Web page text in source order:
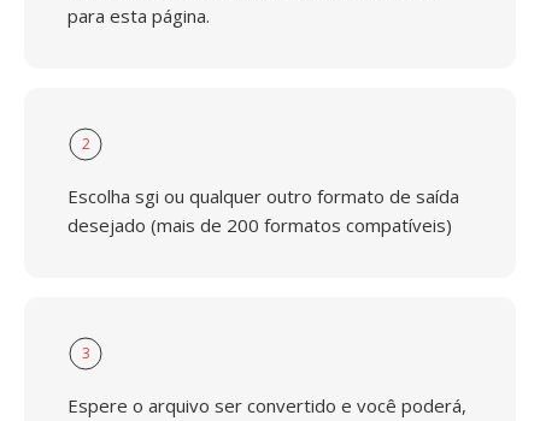
para esta página.
2
Escolha sgi ou qualquer outro formato de saída
desejado (mais de 200 formatos compatíveis)
3
Espere o arquivo ser convertido e você poderá,